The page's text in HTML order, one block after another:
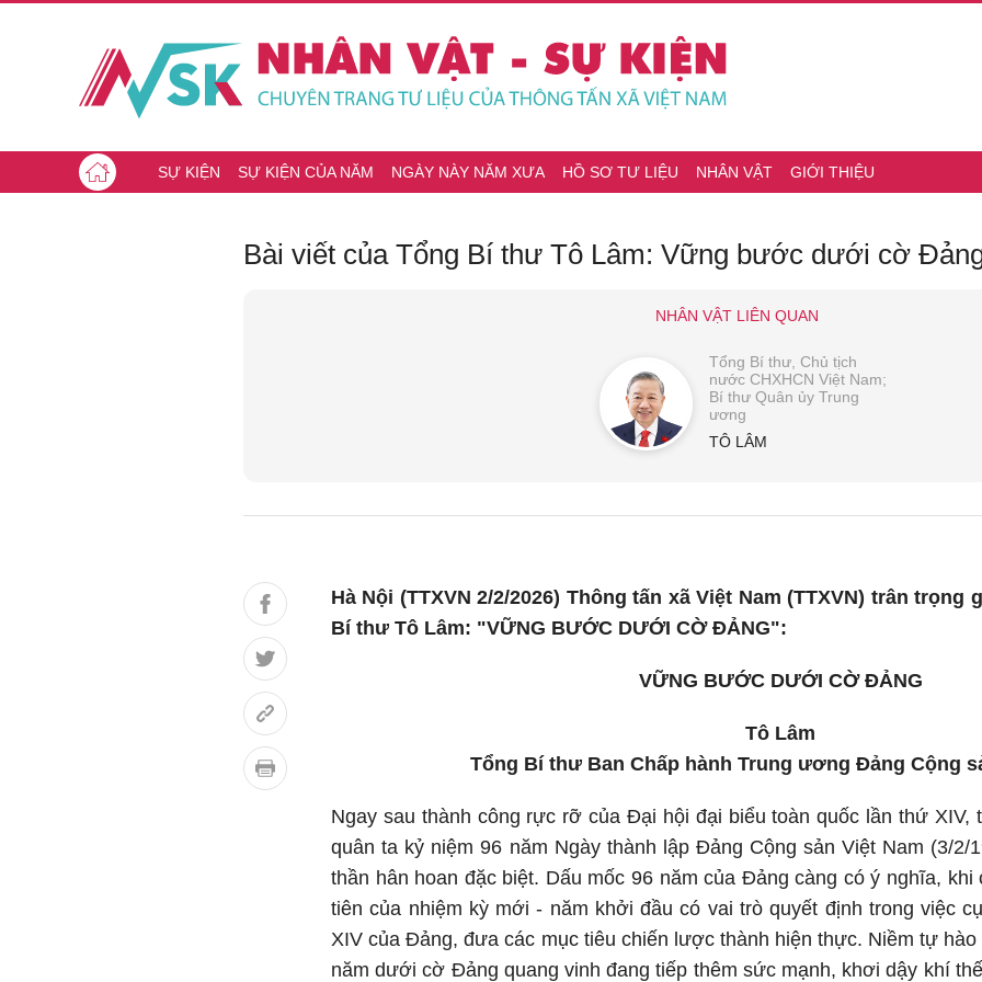
SỰ KIỆN SỰ KIỆN CỦA NĂM NGÀY NÀY NĂM XƯA HỒ SƠ TƯ LIỆU NHÂN VẬT GIỚI THIỆU
Bài viết của Tổng Bí thư Tô Lâm: Vững bước dưới cờ
NHÂN VẬT LIÊN QUAN
Tổng Bí thư, Chủ tịch
nước CHXHCN Việt Nam;
Bí thư Quân ủy Trung
ương
TÔ LÂM
Hà Nội (TTXVN 2/2/2026) Thông tấn xã Việt Nam (TTXVN) trân
Bí thư Tô Lâm: "VỮNG BƯỚC DƯỚI CỜ ĐẢNG":
VỮNG BƯỚC DƯỚI CỜ ĐẢNG
Tô Lâm
Tổng Bí thư Ban Chấp hành Trung ương Đảng Cộng
Ngay sau thành công rực rỡ của Đại hội đại biểu toàn quốc lần thứ XIV,
quân ta kỷ niệm 96 năm Ngày thành lập Đảng Cộng sản Việt Nam (3/2/
thần hân hoan đặc biệt. Dấu mốc 96 năm của Đảng càng có ý nghĩa,
tiên của nhiệm kỳ mới - năm khởi đầu có vai trò quyết định trong việc
XIV của Đảng, đưa các mục tiêu chiến lược thành hiện thực. Niềm tự
năm dưới cờ Đảng quang vinh đang tiếp thêm sức mạnh, khơi dậy khí